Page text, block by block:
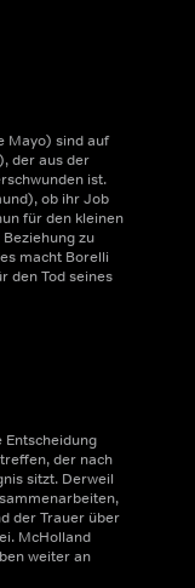
Mayo) sind auf
der aus der
ist.
ob ihr Job
für den kleinen
zu
macht Borelli
den Tod seines
Entscheidung
der nach
sitzt. Derweil
der Trauer über
McHolland
weiter an